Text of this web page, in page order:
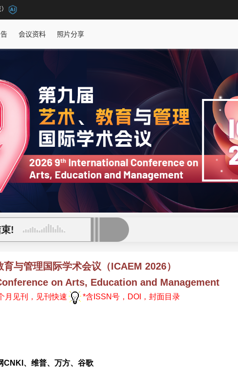
会议资料 照片分享
!
与管理国际学术会议（ICAEM 2026）
on Arts, Education and Management
月见刊，见刊快速 *含ISSN号，DOI，封面目录
CNKI、维普、万方、谷歌